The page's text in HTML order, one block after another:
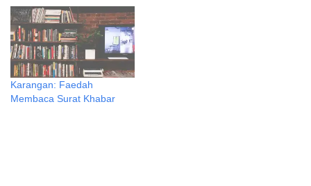
Karangan: Faedah
Membaca Surat Khabar